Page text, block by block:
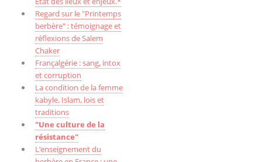
Regard sur le "Printemps
berbère" : témoignage et
réflexions de Salem
Chaker
Françalgérie : sang, intox
et corruption
La condition de la femme
kabyle. Islam, lois et
traditions
"Une culture de la
résistance"
L’enseignement du